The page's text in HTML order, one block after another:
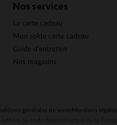
Nos services
La carte cadeau
Mon solde carte cadeau
Guide d'entretien
Nos magasins
générales de venteMentions légales